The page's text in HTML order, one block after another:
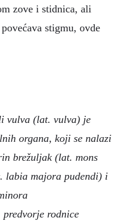
zove i stidnica, ali
stigmu, ovde
vulva (lat. vulva) je
organa, koji se nalazi
brežuljak (lat. mons
labia majora pudendi) i
rodnice